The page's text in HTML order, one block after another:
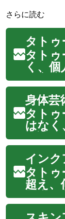
さらに読む
タトゥ
タトゥ
く、
を永遠
す。そ
セスは
であり
つもの
タイル
する中
身体芸
タトゥ
はなく
意識を
です。
は、時
社会で
ました
ゥーは
して広
インク
タトゥ
超え、
歴史、
と深く